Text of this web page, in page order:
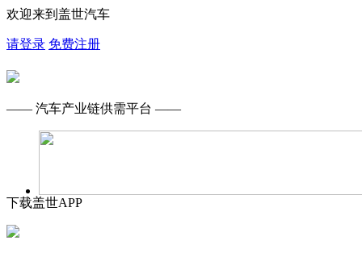
欢迎来到盖世汽车
请登录 免费注册
—— 汽车产业链供需平台 ——
下载盖世APP